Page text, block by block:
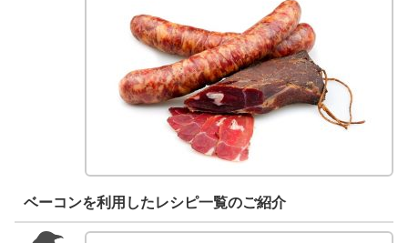
ベーコンを利用したレシピ一覧のご紹介